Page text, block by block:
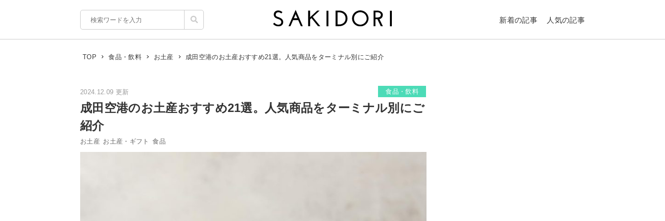
新着の記事 人気の記事
TOP 食品・飲料 お土産 成田空港のお土産おすすめ21選。人気商品をターミナル別にご紹介
2024.12.09 更新 食品・飲料
成田空港のお土産おすすめ21選。人気商品をターミナル別にご
紹介
お土産 お土産・ギフト 食品